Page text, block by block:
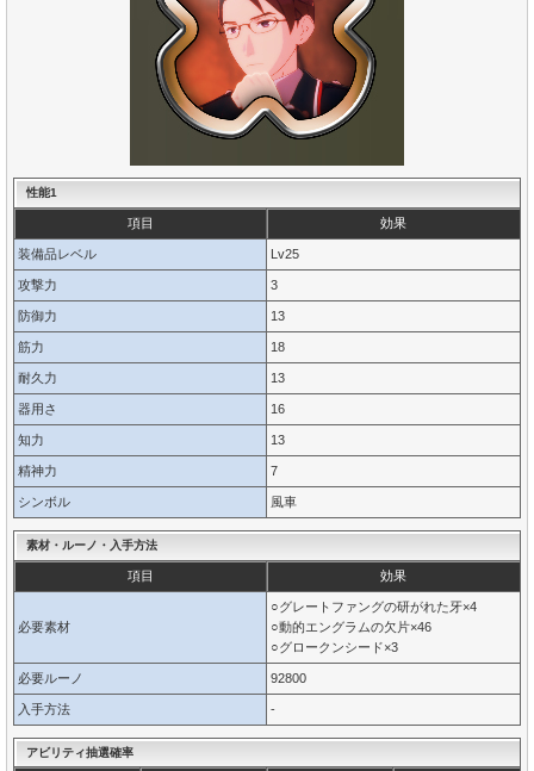
性能1
項目 効果
装備品レベル Lv25
攻撃力 3
防御力 13
筋力 18
耐久力 13
器用さ 16
知力 13
精神力 7
シンボル 風車
素材・ルーノ・入手方法
項目 効果
必要素材
○グレートファングの研がれた牙×4
○動的エングラムの欠片×46
○グロークンシード×3
必要ルーノ 92800
入手方法 -
アビリティ抽選確率